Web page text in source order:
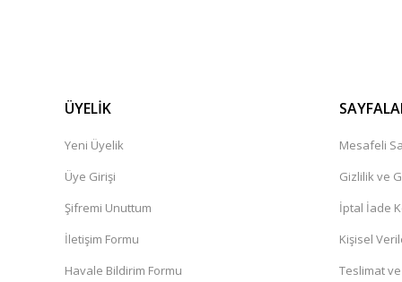
ÜYELİK
Yeni Üyelik
Üye Girişi
Şifremi Unuttum
İletişim Formu
Havale Bildirim Formu
Mesafeli
Gizlilik ve
İptal İade
Kişisel
Teslimat